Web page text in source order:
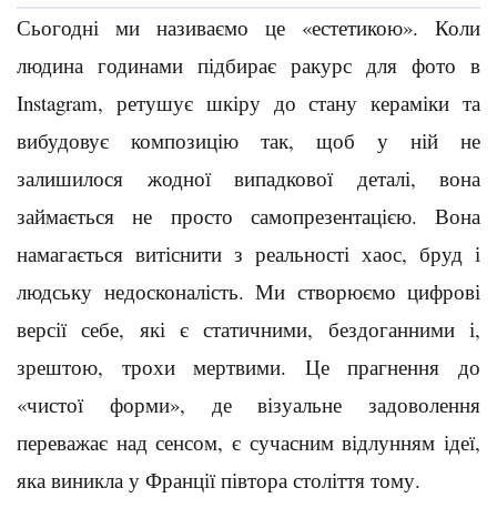
Сьогодні ми називаємо це «естетикою». Коли
людина годинами підбирає ракурс для фото в
Instagram, ретушує шкіру до стану кераміки та
вибудовує композицію так, щоб у ній не
залишилося жодної випадкової деталі, вона
займається не просто самопрезентацією. Вона
намагається витіснити з реальності хаос, бруд і
людську недосконалість. Ми створюємо цифрові
версії себе, які є статичними, бездоганними і,
зрештою, трохи мертвими. Це прагнення до
«чистої форми», де візуальне задоволення
переважає над сенсом, є сучасним відлунням ідеї,
яка виникла у Франції півтора століття тому.